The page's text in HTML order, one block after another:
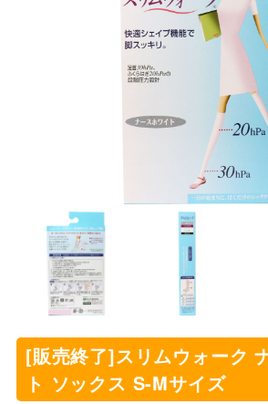
[販売終了]スリムウォーク
ト ソックス S-Mサイズ